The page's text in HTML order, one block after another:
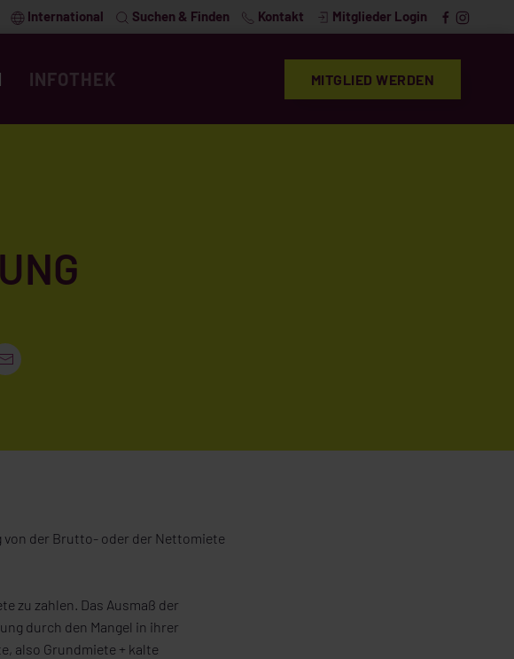
International Suchen & Finden Kontakt Mitglieder Login
INFOTHEK MITGLIED WERDEN
der Brutto- oder der Nettomiete
zu zahlen. Das Ausmaß der
durch den Mangel in ihrer
also Grundmiete + kalte